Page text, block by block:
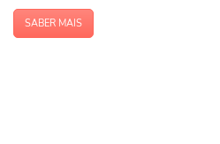
SABER MAIS